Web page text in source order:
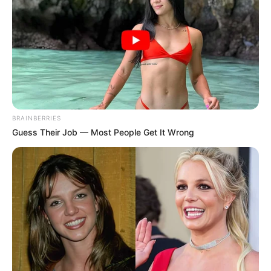
κορωνοϊό» είπε η Μ.Θεοδωρίδου! – Τέλος το αφήγημα. Η
πρόεδρος της Εθνικής Επιτροπής Εμβολιασμού
επιβεβαιώνει αυτούς...
ΥΓΕΙΑ
ΚΑΠΝΟΣ ΧΑΛΚΟΣ ΚΑΙ…… ΚΟΡΟΝΟΙΟΣ.
BRAINBERRIES
Guess Their Job — Most People Get It Wrong